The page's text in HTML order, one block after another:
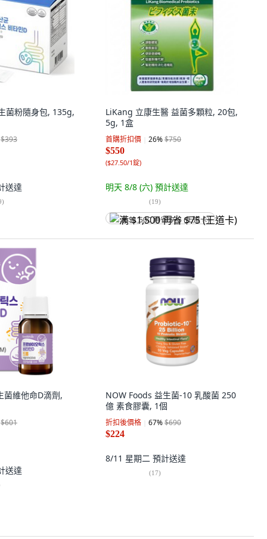
菌粉隨身包, 135g,
$393
送達
)
LiKang 立康生醫 益菌多顆粒, 20包,
5g, 1盒
首購折扣價 26%$750
$550
($27.50/1錠)
明天 8/8 (六) 預計送達
(19)
满 $1,500 再省 $75 (王道卡)
維他命D滴劑,
$601
送達
NOW Foods 益生菌-10 乳酸菌 250
億 素食膠囊, 1個
折扣後價格 67%$690
$224
8/11 星期二 預計送達
(17)